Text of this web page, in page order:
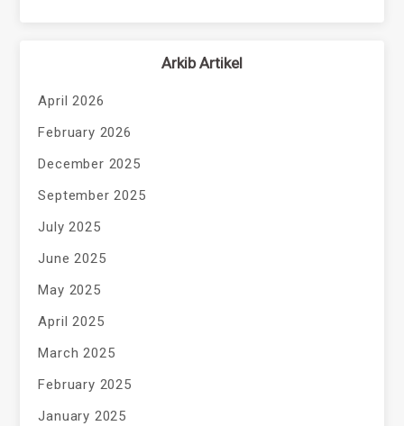
Arkib Artikel
April 2026
February 2026
December 2025
September 2025
July 2025
June 2025
May 2025
April 2025
March 2025
February 2025
January 2025